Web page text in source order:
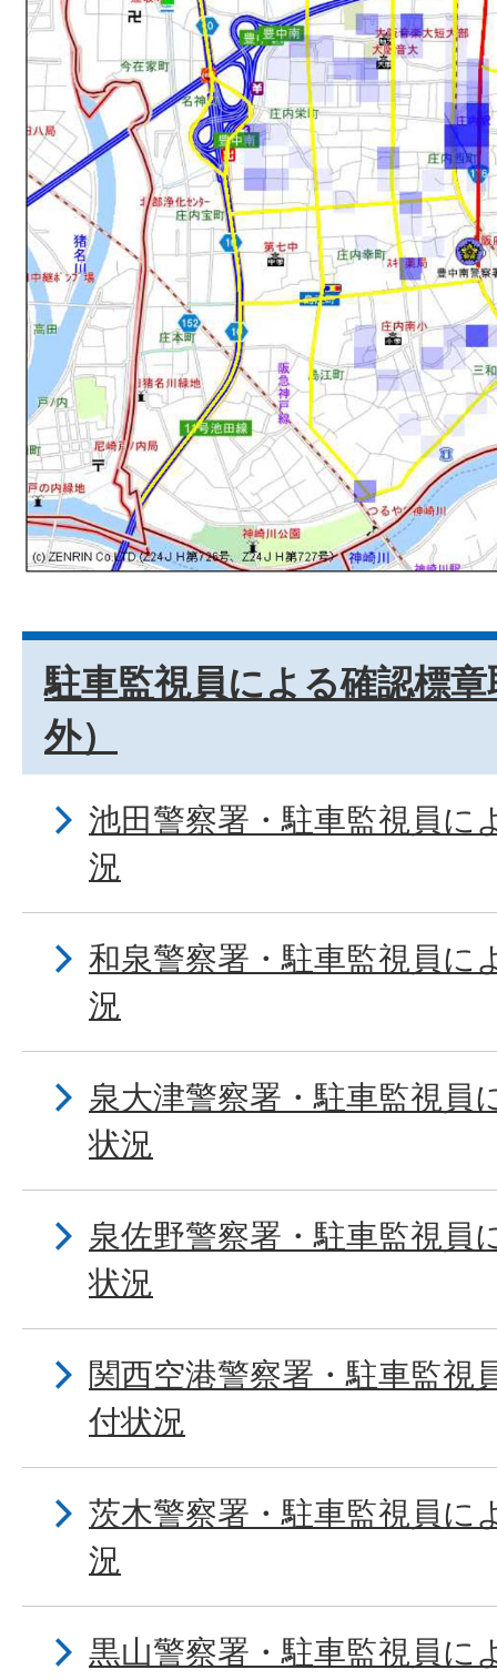
駐車監視員による確認標
外）
池田警察署・駐車監視員に
況
和泉警察署・駐車監視員に
況
泉大津警察署・駐車監視員
状況
泉佐野警察署・駐車監視員
状況
関西空港警察署・駐車監視
付状況
茨木警察署・駐車監視員に
況
黒山警察署・駐車監視員に